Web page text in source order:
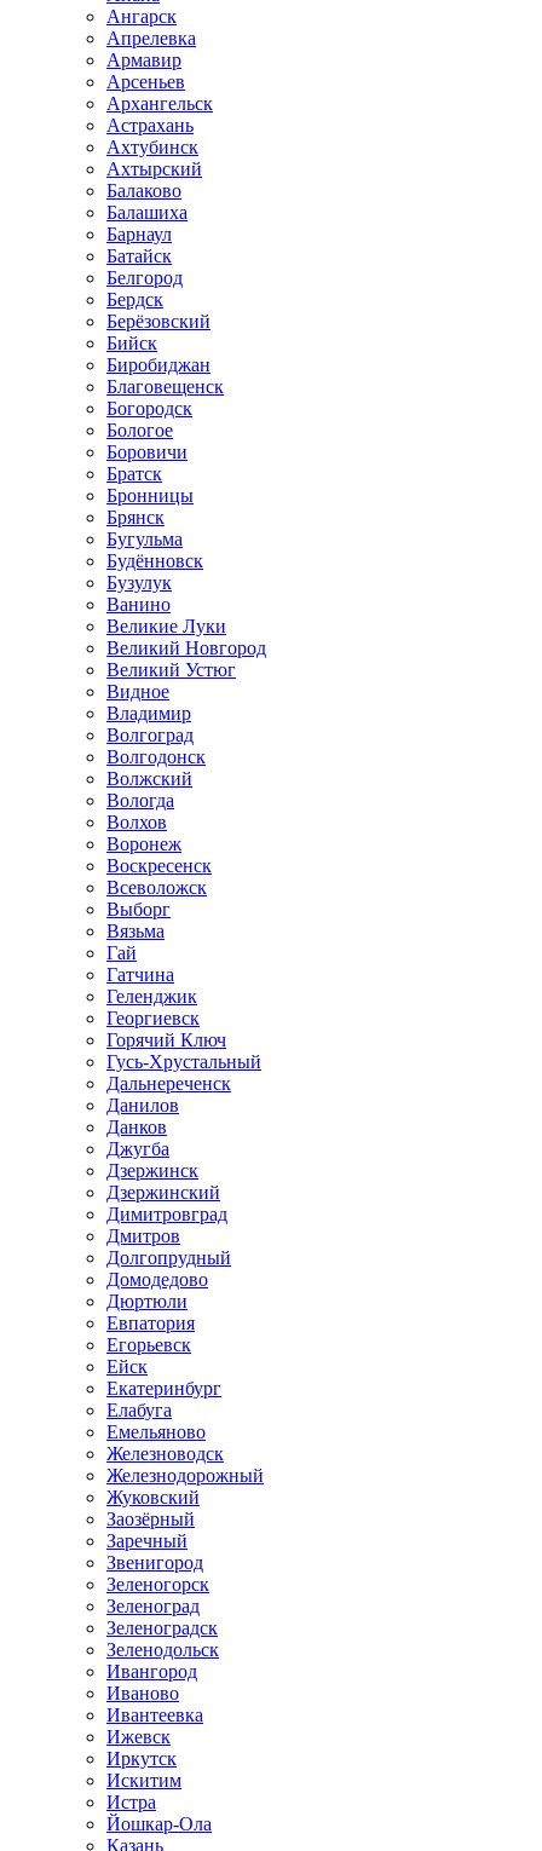
Ангарск
Апрелевка
Армавир
Арсеньев
Архангельск
Астрахань
Ахтубинск
Ахтырский
Балаково
Балашиха
Барнаул
Батайск
Белгород
Бердск
Берёзовский
Бийск
Биробиджан
Благовещенск
Богородск
Бологое
Боровичи
Братск
Бронницы
Брянск
Бугульма
Будённовск
Бузулук
Ванино
Великие Луки
Великий Новгород
Великий Устюг
Видное
Владимир
Волгоград
Волгодонск
Волжский
Вологда
Волхов
Воронеж
Воскресенск
Всеволожск
Выборг
Вязьма
Гай
Гатчина
Геленджик
Георгиевск
Горячий Ключ
Гусь-Хрустальный
Дальнереченск
Данилов
Данков
Джугба
Дзержинск
Дзержинский
Димитровград
Дмитров
Долгопрудный
Домодедово
Дюртюли
Евпатория
Егорьевск
Ейск
Екатеринбург
Елабуга
Емельяново
Железноводск
Железнодорожный
Жуковский
Заозёрный
Заречный
Звенигород
Зеленогорск
Зеленоград
Зеленоградск
Зеленодольск
Ивангород
Иваново
Ивантеевка
Ижевск
Иркутск
Искитим
Истра
Йошкар-Ола
Казань